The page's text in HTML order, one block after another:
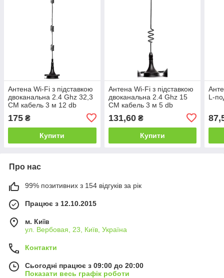
Антена Wi-Fi з підставкою
двоканальна 2.4 Ghz 32,3
СМ кабель 3 м 12 db
175 ₴
Купити
Антена Wi-Fi з підставкою
двоканальна 2.4 Ghz 15
СМ кабель 3 м 5 db
131,60₴
Купити
L-
Про нас
99% позитивних з 154 відгуків за рік
Працює з 12.10.2015
м. Київ
ул. Вербовая, 23, Київ, Україна
Контакти
Сьогодні працює з 09:00 до 20:00
Показати весь графік роботи